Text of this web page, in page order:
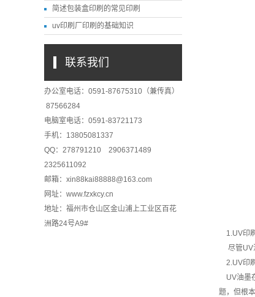
简述包装盒印刷的常见印刷
uv印刷厂印刷的基础知识
联系我们
办公室电话：0591-87675310（兼传真）
87566284
电脑室电话：0591-83721173
手机：13805081337
QQ：278791210 2906371489
2325611092
邮箱：xin88kai88888@163.com
网址：www.fzxkcy.cn
地址：福州市仓山区金山浦上工业区百花
洲路24号A9#
1.UV印
尽管UV
2.UV印
UV油墨
题，但根